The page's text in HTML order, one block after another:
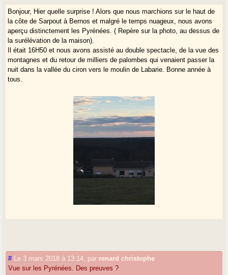
Bonjour, Hier quelle surprise ! Alors que nous marchions sur le haut de
la côte de Sarpout à Bernos et malgré le temps nuageux, nous avons
aperçu distinctement les Pyrénées. ( Repère sur la photo, au dessus de
la surélévation de la maison).
Il était 16H50 et nous avons assisté au double spectacle, de la vue des
montagnes et du retour de milliers de palombes qui venaient passer la
nuit dans la vallée du ciron vers le moulin de Labarie. Bonne année à
tous.
# Le 3 mars 2018 à 13:14 par renard christophe
Vue sur les Pyrénées. Des preuves ?